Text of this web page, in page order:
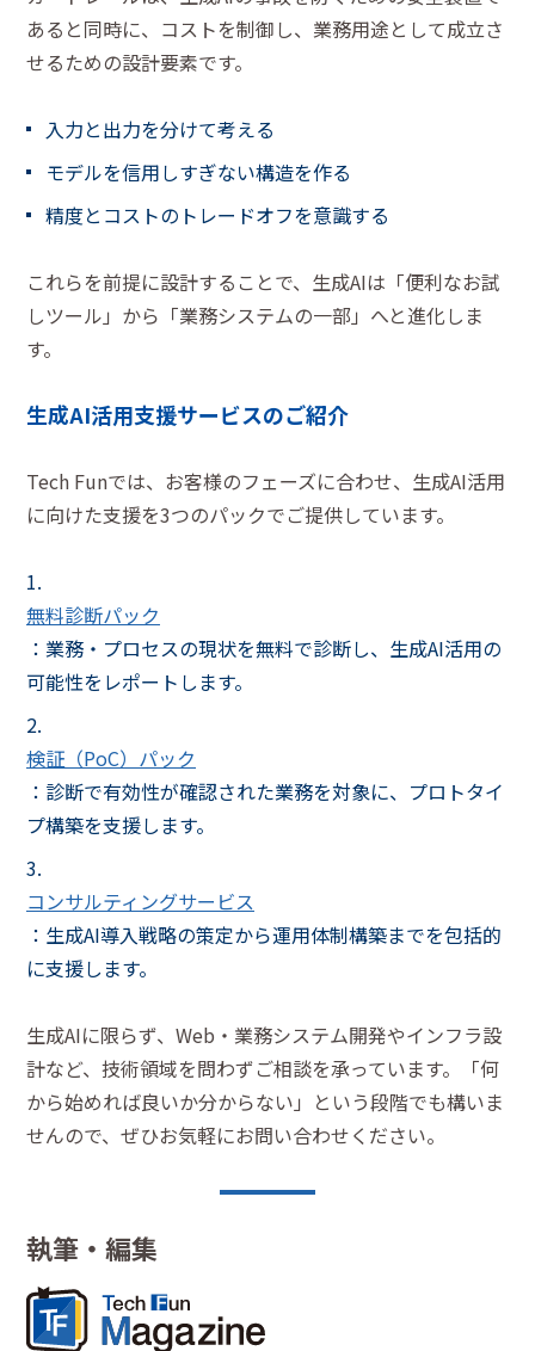
あると同時に、コストを制御し、業務用途として成立さ
せるための設計要素です。
入力と出力を分けて考える
モデルを信用しすぎない構造を作る
精度とコストのトレードオフを意識する
これらを前提に設計することで、生成AIは「便利なお試
しツール」から「業務システムの一部」へと進化しま
す。
生成AI活用支援サービスのご紹介
Tech Funでは、お客様のフェーズに合わせ、生成AI活用
に向けた支援を3つのパックでご提供しています。
無料診断パック
：業務・プロセスの現状を無料で診断し、生成AI活用の
可能性をレポートします。
検証（PoC）パック
：診断で有効性が確認された業務を対象に、プロトタイ
プ構築を支援します。
コンサルティングサービス
：生成AI導入戦略の策定から運用体制構築までを包括的
に支援します。
生成AIに限らず、Web・業務システム開発やインフラ設
計など、技術領域を問わずご相談を承っています。「何
から始めれば良いか分からない」という段階でも構いま
せんので、ぜひお気軽にお問い合わせください。
執筆・編集